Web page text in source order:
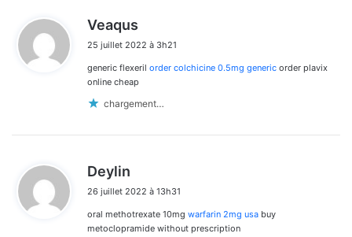
Veaqus
t
25 juillet 2022 à 3h21
generic flexeril order colchicine 0.5mg generic order plavix
online cheap
chargement…
Deylin
t
:
26 juillet 2022 à 13h31
oral methotrexate 10mg warfarin 2mg usa buy
metoclopramide without prescription